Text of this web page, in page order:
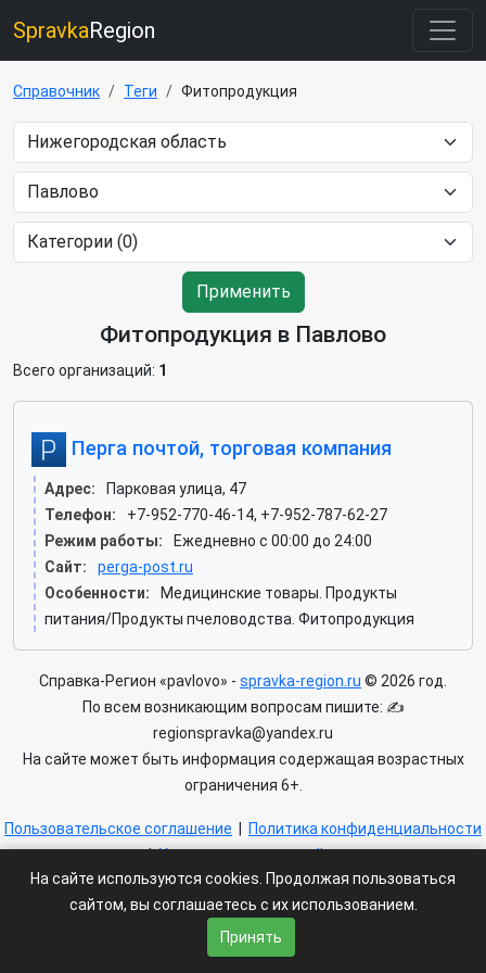
SpravkaRegion
Справочник Теги Фитопродукция
Применить
Фитопродукция в Павлово
Всего организаций: 1
Перга почтой, торговая компания
Адрес:
Парковая улица, 47
Телефон:
+7-952-770-46-14, +7-952-787-62-27
Режим работы:
Ежедневно с 00:00 до 24:00
Сайт:
perga-post.ru
Особенности:
Медицинские товары. Продукты
питания/Продукты пчеловодства. Фитопродукция
Справка-Регион «pavlovo» - spravka-region.ru © 2026 год.
По всем возникающим вопросам пишите: ✍
regionspravka@yandex.ru
На сайте может быть информация содержащая возрастных
ограничения 6+.
Пользовательское соглашение
Политика конфиденциальности
|Условия доступа к сайту
На сайте используются cookies. Продолжая пользоваться
сайтом, вы соглашаетесь с их использованием.
Принять